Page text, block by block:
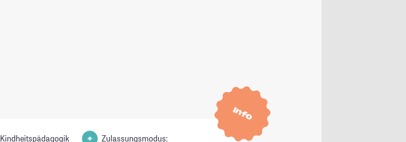
Info
Studienfeld(er): Kindheitspädagogik
Zulassungsmodus: